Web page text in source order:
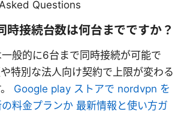
Questions
時接続台数は何台までですか？
般的に6台まで同時接続が可能で
特別な法人向け契約で上限が変わる
Google play ストアで nordvpn を
料金プランか 最新情報と使い方ガ